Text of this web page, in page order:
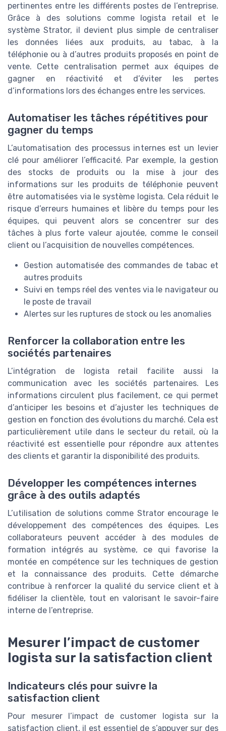
pertinentes entre les différents postes de l’entreprise.
Grâce à des solutions comme logista retail et le
système Strator, il devient plus simple de centraliser
les données liées aux produits, au tabac, à la
téléphonie ou à d’autres produits proposés en point de
vente. Cette centralisation permet aux équipes de
gagner en réactivité et d’éviter les pertes
d’informations lors des échanges entre les services.
Automatiser les tâches répétitives pour
gagner du temps
L’automatisation des processus internes est un levier
clé pour améliorer l’efficacité. Par exemple, la gestion
des stocks de produits ou la mise à jour des
informations sur les produits de téléphonie peuvent
être automatisées via le système logista. Cela réduit le
risque d’erreurs humaines et libère du temps pour les
équipes, qui peuvent alors se concentrer sur des
tâches à plus forte valeur ajoutée, comme le conseil
client ou l’acquisition de nouvelles compétences.
Gestion automatisée des commandes de tabac et
autres produits
Suivi en temps réel des ventes via le navigateur ou
le poste de travail
Alertes sur les ruptures de stock ou les anomalies
Renforcer la collaboration entre les
sociétés partenaires
L’intégration de logista retail facilite aussi la
communication avec les sociétés partenaires. Les
informations circulent plus facilement, ce qui permet
d’anticiper les besoins et d’ajuster les techniques de
gestion en fonction des évolutions du marché. Cela est
particulièrement utile dans le secteur du retail, où la
réactivité est essentielle pour répondre aux attentes
des clients et garantir la disponibilité des produits.
Développer les compétences internes
grâce à des outils adaptés
L’utilisation de solutions comme Strator encourage le
développement des compétences des équipes. Les
collaborateurs peuvent accéder à des modules de
formation intégrés au système, ce qui favorise la
montée en compétence sur les techniques de gestion
et la connaissance des produits. Cette démarche
contribue à renforcer la qualité du service client et à
fidéliser la clientèle, tout en valorisant le savoir-faire
interne de l’entreprise.
Mesurer l’impact de customer
logista sur la satisfaction client
Indicateurs clés pour suivre la
satisfaction client
Pour mesurer l’impact de customer logista sur la
satisfaction client, il est essentiel de s’appuyer sur des